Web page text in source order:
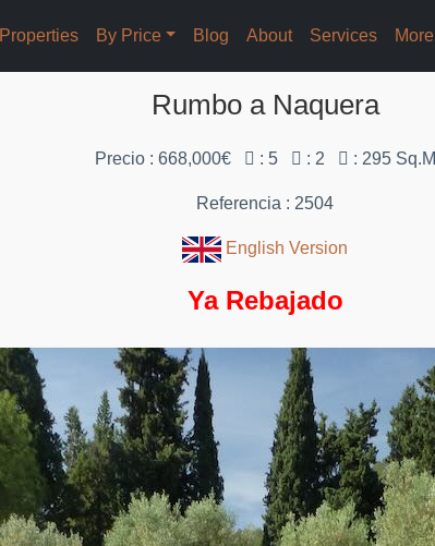
Properties By Price Blog About Services More
Rumbo a Naquera
Precio : 668,000€ : 5 : 2 : 295 Sq.M
Referencia : 2504
English Version
Ya Rebajado